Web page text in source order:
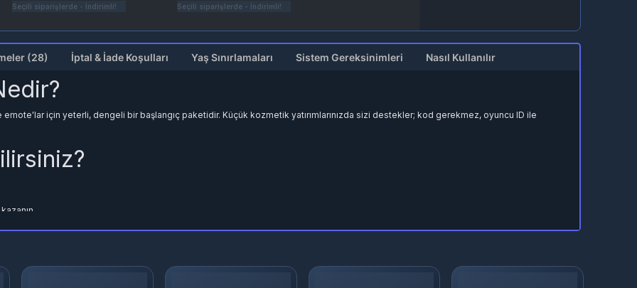
Seçili siparişlerde - İndirimli! Seçili siparişlerde - İndirimli!
Değerlendirmeler (28) İptal & İade Koşulları Yaş Sınırlamaları Sistem Gereksinimleri Nasıl Kullanılır
için yeterli, dengeli bir başlangıç paketidir. Küçük kozmetik yatırımlarınızda sizi destekler; kod gerekmez, oyuncu ID ile